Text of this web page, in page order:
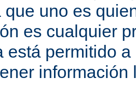
que uno es
es cualquier
está permitido
información